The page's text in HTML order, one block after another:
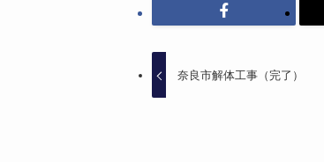
奈良市解体工事（完了）